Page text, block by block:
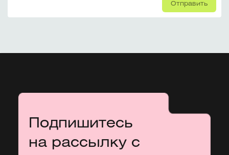
Отправить
Подпишитесь
на рассылку с